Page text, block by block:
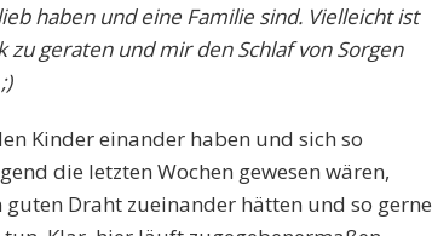
haben und eine Familie sind. Vielleicht ist
zu geraten und mir den Schlaf von Sorgen
Kinder einander haben und sich so
die letzten Wochen gewesen wären,
Draht zueinander hätten und so gerne